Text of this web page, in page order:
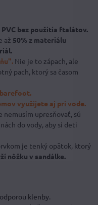
PVC bez použitia ftalátov.
až 50% z materiálu
Nie je to zápach, ale
pach, ktorý sa časom
barefoot.
využijete aj pri vode.
upresňovať, sú
do vody, aby si deti
je tenký opätok, ktorý
nôžku v sandálke.
klenby.